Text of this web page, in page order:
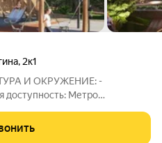
, 2к1
И ОКРУЖЕНИЕ: -
доступность: Метро